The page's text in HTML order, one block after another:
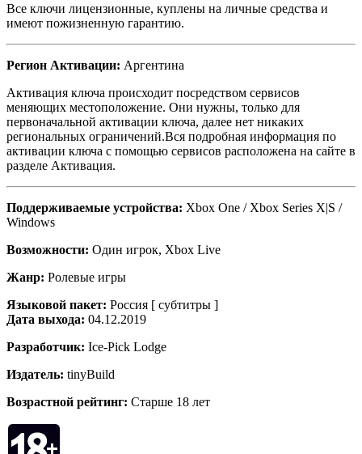
Все ключи лицензионные, куплены на личные средства и
имеют пожизненную гарантию.
Регион Активации: Аргентина
Активация ключа происходит посредством сервисов
меняющих местоположение. Они нужны, только для
первоначальной активации ключа, далее нет никаких
региональных ограничений.Вся подробная информация по
активации ключа с помощью сервисов расположена на сайте в
разделе Активация.
Поддерживаемые устройства: Xbox One / Xbox Series X|S /
Windows
Возможности: Один игрок, Xbox Live
Жанр: Ролевые игры
Языковой пакет: Россия [ субтитры ]
Дата выхода: 04.12.2019
Разработчик: Ice-Pick Lodge
Издатель: tinyBuild
Возрастной рейтинг: Старше 18 лет